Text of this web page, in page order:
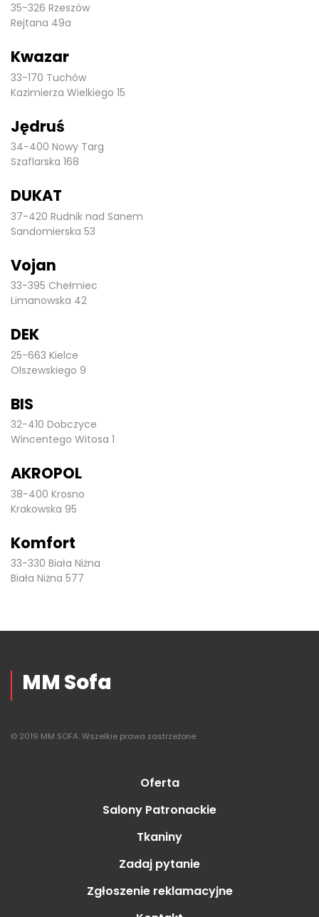
35-326 Rzeszów
Rejtana 49a
Kwazar
33-170 Tuchów
Kazimierza Wielkiego 15
Jędruś
34-400 Nowy Targ
Szaflarska 168
DUKAT
37-420 Rudnik nad Sanem
Sandomierska 53
Vojan
33-395 Chełmiec
Limanowska 42
DEK
25-663 Kielce
Olszewskiego 9
BIS
32-410 Dobczyce
Wincentego Witosa 1
AKROPOL
38-400 Krosno
Krakowska 95
Komfort
33-330 Biała Niżna
Biała Niżna 577
MM Sofa
© 2019 MM SOFA. Wszelkie prawa zastrzeżone.
Oferta
Salony Patronackie
Tkaniny
Zadaj pytanie
Zgłoszenie reklamacyjne